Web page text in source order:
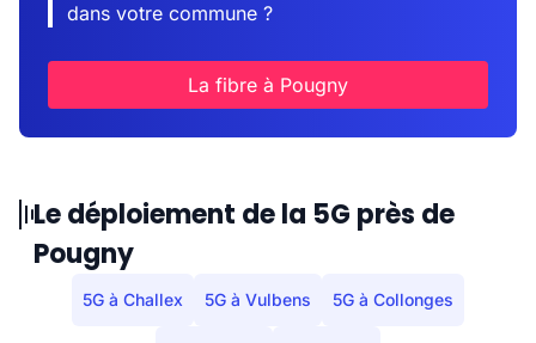
dans votre commune ?
La fibre à Pougny
Le déploiement de la 5G près de
Pougny
5G à Challex 5G à Vulbens 5G à Collonges